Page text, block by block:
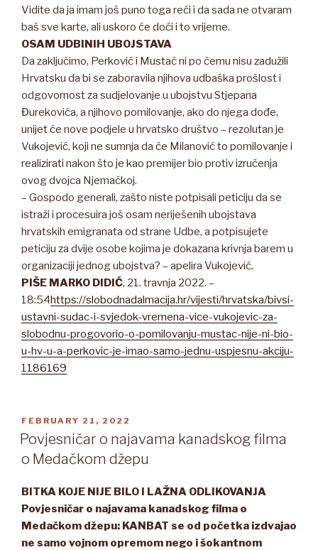
Vidite da ja imam još puno toga reći i da sada ne otvaram
baš sve karte, ali uskoro će doći i to vrijeme.
OSAM UDBINIH UBOJSTAVA
Da zaključimo, Perković i Mustač ni po čemu nisu zadužili
Hrvatsku da bi se zaboravila njihova udbaška prošlost i
odgovornost za sudjelovanje u ubojstvu Stjepana
Đurekovića, a njihovo pomilovanje, ako do njega dođe,
unijet će nove podjele u hrvatsko društvo – rezolutan je
Vukojević, koji ne sumnja da će Milanović to pomilovanje i
realizirati nakon što je kao premijer bio protiv izručenja
ovog dvojca Njemačkoj.
– Gospodo generali, zašto niste potpisali peticiju da se
istraži i procesuira još osam neriješenih ubojstava
hrvatskih emigranata od strane Udbe, a potpisujete
peticiju za dvije osobe kojima je dokazana krivnja barem u
organizaciji jednog ubojstva? – apelira Vukojević.
PIŠE MARKO DIDIĆ, 21. travnja 2022. –
18:54https://slobodnadalmacija.hr/vijesti/hrvatska/bivsi-
ustavni-sudac-i-svjedok-vremena-vice-vukojevic-za-
slobodnu-progovorio-o-pomilovanju-mustac-nije-ni-bio-
u-hv-u-a-perkovic-je-imao-samo-jednu-uspjesnu-akciju-
1186169
POSTED
ON
FEBRUARY 21, 2022
Povjesničar o najavama kanadskog filma
o Medačkom džepu
BITKA KOJE NIJE BILO I LAŽNA ODLIKOVANJA
Povjesničar o najavama kanadskog filma o
Medačkom džepu: KANBAT se od početka izdvajao
ne samo vojnom opremom nego i šokantnom